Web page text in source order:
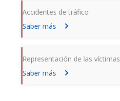
Accidentes de tráfico
Saber más
Representación de las víctimas
Saber más